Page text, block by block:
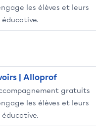
les élèves et leurs
| Alloprof
gratuits
les élèves et leurs